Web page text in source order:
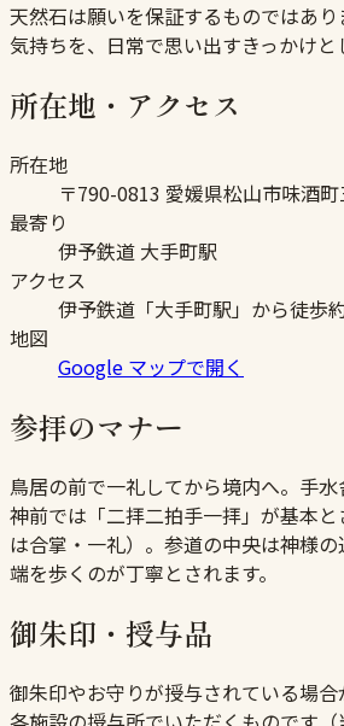
天然石は願いを保証するものではあ
気持ちを、日常で思い出すきっかけと
所在地・アクセス
所在地
〒790-0813 愛媛県松山市味酒
最寄り
伊予鉄道 大手町駅
アクセス
伊予鉄道「大手町駅」から徒歩約
地図
Google マップで開く
参拝のマナー
鳥居の前で一礼してから境内へ。手
神前では「二拝二拍手一拝」が基本
は合掌・一礼）。参道の中央は神様の
端を歩くのが丁寧とされます。
御朱印・授与品
御朱印やお守りが授与されている場